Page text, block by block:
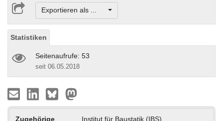
Exportieren als ...
Statistiken
Seitenaufrufe: 53
seit 06.05.2018
Zugehörige
Institut für Baustatik (IBS)